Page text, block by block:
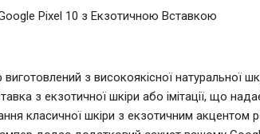
Pixel 10 з Екзотичною Вставкою
з високоякісної натуральної
з екзотичної шкіри або імітації, що
класичної шкіри з екзотичним акцентом